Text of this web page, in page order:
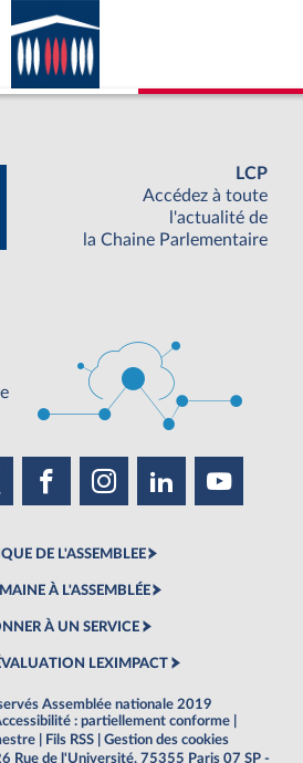
LCP
Accédez à toute
l'actualité de
la Chaine Parlementaire
DE L'ASSEMBLEE
À L'ASSEMBLÉE
À UN SERVICE
LEXIMPACT
Assemblée nationale 2019
: partiellement conforme
Fils RSS
Gestion des cookies
Rue de l'Université, 75355 Paris 07 SP -